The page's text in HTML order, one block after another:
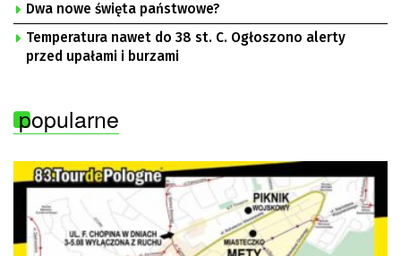
Dwa nowe święta państwowe?
Temperatura nawet do 38 st. C. Ogłoszono alerty
przed upałami i burzami
popularne